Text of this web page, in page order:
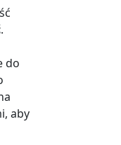
.
do
aby